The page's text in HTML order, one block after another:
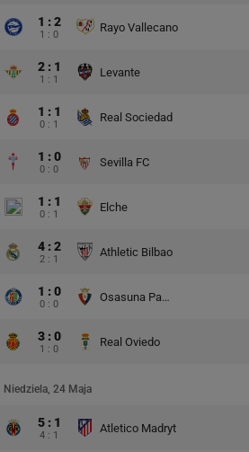
1 : 2
1 : 0
Rayo Vallecano
2 : 1
1 : 1
Levante
1 : 1
0 : 1
Real Sociedad
1 : 0
0 : 0
Sevilla FC
1 : 1
0 : 1
Elche
4 : 2
2 : 1
Athletic Bilbao
1 : 0
0 : 0
Osasuna Pampeluna
3 : 0
1 : 0
Real Oviedo
Niedziela, 24 Maja
5 : 1
4 : 1
Atletico Madryt